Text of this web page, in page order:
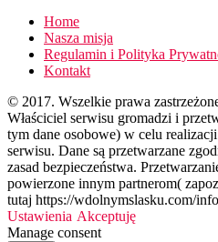
Home
Nasza misja
Regulamin i Polityka
Kontakt
© 2017. Wszelkie prawa
Właściciel serwisu gromadzi i
tym dane osobowe) w celu
serwisu. Dane są przetwarzane
zasad bezpieczeństwa.
powierzone innym partnerom(
tutaj https://wdolnymslasku.com/
Ustawienia Akceptuję
Manage consent